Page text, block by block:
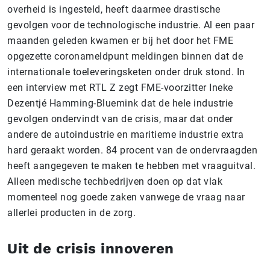
overheid is ingesteld, heeft daarmee drastische
gevolgen voor de technologische industrie. Al een paar
maanden geleden kwamen er bij het door het FME
opgezette coronameldpunt meldingen binnen dat de
internationale toeleveringsketen onder druk stond. In
een interview met RTL Z zegt FME-voorzitter Ineke
Dezentjé Hamming-Bluemink dat de hele industrie
gevolgen ondervindt van de crisis, maar dat onder
andere de autoindustrie en maritieme industrie extra
hard geraakt worden. 84 procent van de ondervraagden
heeft aangegeven te maken te hebben met vraaguitval.
Alleen medische techbedrijven doen op dat vlak
momenteel nog goede zaken vanwege de vraag naar
allerlei producten in de zorg.
Uit de crisis innoveren